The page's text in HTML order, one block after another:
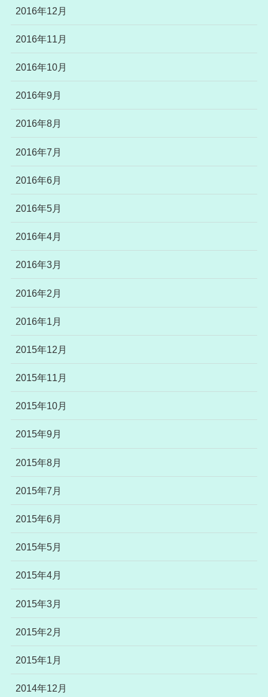
2016年12月
2016年11月
2016年10月
2016年9月
2016年8月
2016年7月
2016年6月
2016年5月
2016年4月
2016年3月
2016年2月
2016年1月
2015年12月
2015年11月
2015年10月
2015年9月
2015年8月
2015年7月
2015年6月
2015年5月
2015年4月
2015年3月
2015年2月
2015年1月
2014年12月